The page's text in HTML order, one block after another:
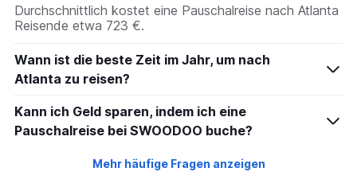
Durchschnittlich kostet eine Pauschalreise nach Atlanta
Reisende etwa 723 €.
Wann ist die beste Zeit im Jahr, um nach
Atlanta zu reisen?
Kann ich Geld sparen, indem ich eine
Pauschalreise bei SWOODOO buche?
Mehr häufige Fragen anzeigen